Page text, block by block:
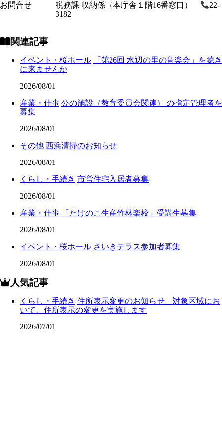
お問合せ 税務課 収納係（本庁舎１階16番窓口）
22-
3182
関連記事
イベント・桜ホール
「第26回 水辺の里の音楽会」を聴き
に来ませんか
2026/08/01
産業・仕事 公の施設（教育委員会関連） の指定管理者を
募集
2026/08/01
その他 西浜清掃のお知らせ
2026/08/01
くらし・手続き 市営住宅入居者募集
2026/08/01
産業・仕事
「たけのこ生産竹林楽校」受講生募集
2026/08/01
イベント・桜ホール さいきテラス参加者募集
2026/08/01
人気記事
くらし・手続き 住所表示変更のお知らせ 対象区域にお
いて、住所表示の変更を実施します
2026/07/01